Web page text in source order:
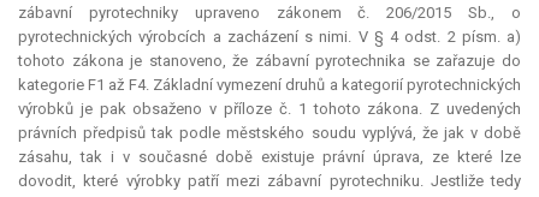
zábavní pyrotechniky upraveno zákonem č. 206/2015 Sb., o
pyrotechnických výrobcích a zacházení s nimi. V § 4 odst. 2 písm. a)
tohoto zákona je stanoveno, že zábavní pyrotechnika se zařazuje do
kategorie F1 až F4. Základní vymezení druhů a kategorií pyrotechnických
výrobků je pak obsaženo v příloze č. 1 tohoto zákona. Z uvedených
právních předpisů tak podle městského soudu vyplývá, že jak v době
zásahu, tak i v současné době existuje právní úprava, ze které lze
dovodit, které výrobky patří mezi zábavní pyrotechniku. Jestliže tedy